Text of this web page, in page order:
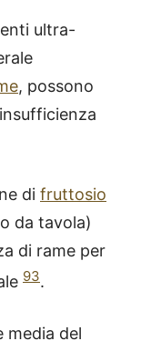
ultra-
, possono
di fruttosio
da tavola)
di rame per
93.
media del